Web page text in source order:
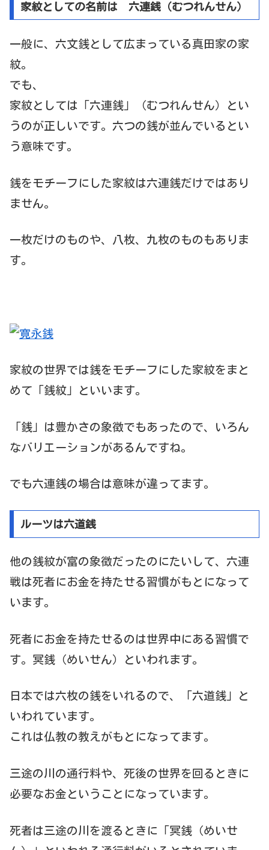
家紋としての名前は 六連銭（むつれんせん）
一般に、六文銭として広まっている真田家の家
紋。
でも、
家紋としては「六連銭」（むつれんせん）とい
うのが正しいです。六つの銭が並んでいるとい
う意味です。
銭をモチーフにした家紋は六連銭だけではあり
ません。
一枚だけのものや、八枚、九枚のものもありま
す。
家紋の世界では銭をモチーフにした家紋をまと
めて「銭紋」といいます。
「銭」は豊かさの象徴でもあったので、いろん
なバリエーションがあるんですね。
でも六連銭の場合は意味が違ってます。
ルーツは六道銭
他の銭紋が富の象徴だったのにたいして、六連
戦は死者にお金を持たせる習慣がもとになって
います。
死者にお金を持たせるのは世界中にある習慣で
す。冥銭（めいせん）といわれます。
日本では六枚の銭をいれるので、「六道銭」と
いわれています。
これは仏教の教えがもとになってます。
三途の川の通行料や、死後の世界を回るときに
必要なお金ということになっています。
死者は三途の川を渡るときに「冥銭（めいせ